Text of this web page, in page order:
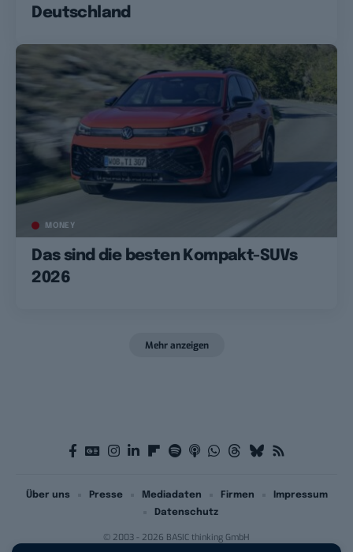
Deutschland
MONEY
Das sind die besten Kompakt-SUVs
2026
Mehr anzeigen
© 2003 - 2026 BASIC thinking GmbH
Über uns Presse Mediadaten Firmen
Impressum
Datenschutz